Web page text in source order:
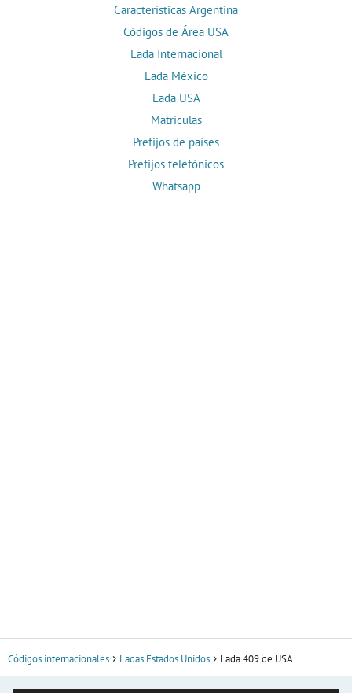
Características Argentina
Códigos de Área USA
Lada Internacional
Lada México
Lada USA
Matrículas
Prefijos de países
Prefijos telefónicos
Whatsapp
Códigos internacionales Ladas Estados Unidos Lada 409 de USA